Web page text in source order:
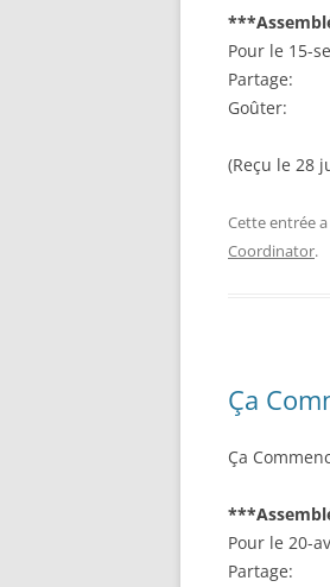
Pour le 15-
Partage:
Goûter:
(Reçu le 28
Cette entrée
Coordinator.
Ça
Ça
Pour le 20-
Partage: